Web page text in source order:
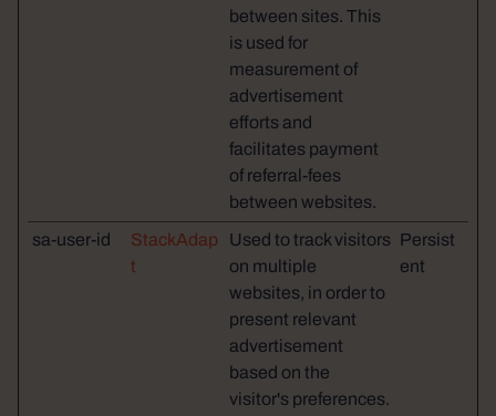
between sites. This
is used for
measurement of
advertisement
efforts and
facilitates payment
of referral-fees
between websites.
sa-user-id
StackAdap
t
Used to track visitors
on multiple
websites, in order to
present relevant
advertisement
based on the
visitor's preferences.
Persist
ent